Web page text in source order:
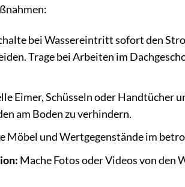
bei Wassereintritt sofort den
Trage bei Arbeiten im
Eimer, Schüsseln oder Handtücher
am Boden zu verhindern.
Möbel und Wertgegenstände im
Mache Fotos oder Videos von den